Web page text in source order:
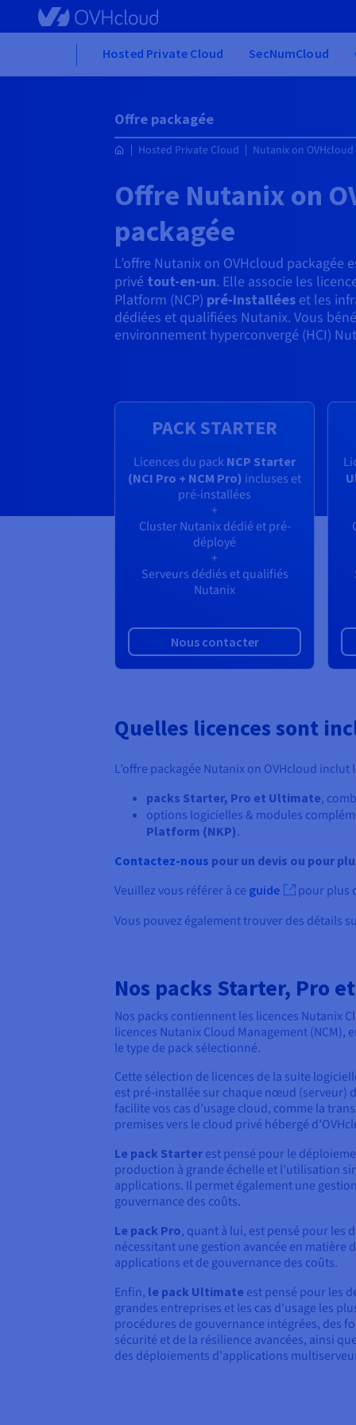
Skip to main content
Hosted Private Cloud SecNumCloud
Offre packagée
Hosted Private Cloud Nutanix on OVHcloud
Offre Nutanix on
packagée
L’offre Nutanix on OVHcloud
privé tout-en-un. Elle associe les
Platform (NCP) pré-installées et les
dédiées et qualifiées Nutanix. Vous
environnement hyperconvergé (HCI)
PACK STARTER
Licences du pack NCP Starter
(NCI Pro + NCM Pro) incluses et
pré-installées
+
Cluster Nutanix dédié et pré-
déployé
+
Serveurs dédiés et qualifiés
Nutanix
Nous contacter
Quelles licences sont
L’offre packagée Nutanix on OVHcloud
packs Starter, Pro et Ultimate,
options logicielles & modules
Platform (NKP).
Contactez-nous pour un devis ou pour
Veuillez vous référer à ce guide
pour plus
Vous pouvez également trouver des détails
Nos packs Starter, Pro
Nos packs contiennent les licences Nutanix
licences Nutanix Cloud Management (NCM),
le type de pack sélectionné.
Cette sélection de licences de la suite
est pré-installée sur chaque nœud (serveur)
facilite vos cas d’usage cloud, comme la
premises vers le cloud privé hébergé
Le pack Starter est pensé pour le
production à grande échelle et l’utilisation
applications. Il permet également une
gouvernance des coûts.
Le pack Pro, quant à lui, est pensé pour les
nécessitant une gestion avancée en matière
applications et de gouvernance des coûts.
Enfin, le pack Ultimate est pensé pour les
grandes entreprises et les cas d'usage les
procédures de gouvernance intégrées, des
sécurité et de la résilience avancées, ainsi
des déploiements d'applications